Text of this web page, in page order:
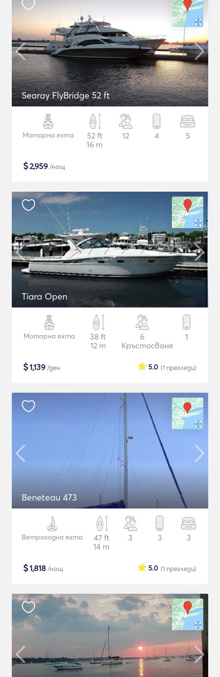
Searay FlyBridge 52 ft
Моторна яхта
52 ft
16 m
12 4 5
$2,959 /нощ
Tiara Open
Моторна яхта
38 ft
12 m
6
Кръстосване
1
$1,139 /ден (1 прегледи)
5.0
Beneteau 473
Ветроходна яхта
47 ft
14 m
3 3 3
$1,818 /нощ (1 прегледи)
5.0